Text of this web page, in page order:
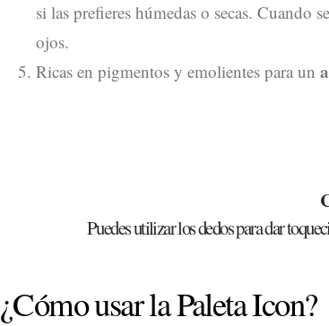
si las prefieres húmedas o secas. Cuando
ojos.
Ricas en pigmentos y emolientes para un
Puedes utilizar los dedos para dar
¿Cómo usar la Paleta Icon?